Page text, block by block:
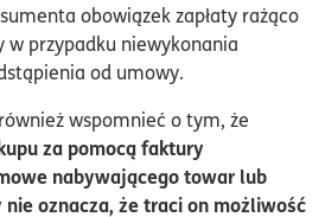
obowiązek zapłaty rażąco
przypadku niewykonania
od umowy.
wspomnieć o tym, że
za pomocą faktury
nabywającego towar lub
nie oznacza, że traci on możliwość